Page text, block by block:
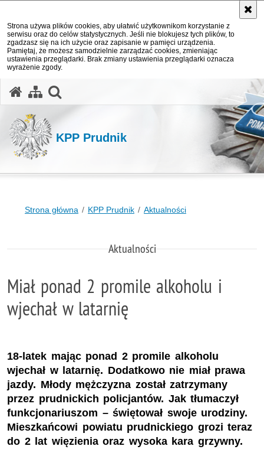
Strona używa plików cookies, aby ułatwić użytkownikom korzystanie z
serwisu oraz do celów statystycznych. Jeśli nie blokujesz tych plików, to
zgadzasz się na ich użycie oraz zapisanie w pamięci urządzenia.
Pamiętaj, że możesz samodzielnie zarządzać cookies, zmieniając
ustawienia przeglądarki. Brak zmiany ustawienia przeglądarki oznacza
wyrażenie zgody.
KPP Prudnik
Strona główna KPP Prudnik Aktualności
Aktualności
Miał ponad 2 promile alkoholu i
wjechał w latarnię
18-latek mając ponad 2 promile alkoholu
wjechał w latarnię. Dodatkowo nie miał prawa
jazdy. Młody mężczyzna został zatrzymany
przez prudnickich policjantów. Jak tłumaczył
funkcjonariuszom – świętował swoje urodziny.
Mieszkańcowi powiatu prudnickiego grozi teraz
do 2 lat więzienia oraz wysoka kara grzywny.